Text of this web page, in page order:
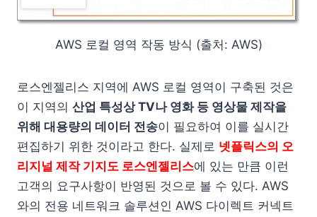
AWS 로컬 영역 작동 방식 (출처: AWS)
로스엔젤리스 지역에 AWS 로컬 영역이 구축된 것은
이 지역의 산업 특성상 TV나 영화 등 영상물 제작을
위해 대용량의 데이터 전송이 필요하여 이를 실시간
편집하기 위한 것이라고 한다. 실제로 넷플릭스의 오
리지널 제작 기지도 로스엔젤리스에 있는 만큼 이런
고객의 요구사항이 반영된 것으로 볼 수 있다. AWS
와의 전용 네트워크 솔루션인 AWS 다이렉트 커넥트